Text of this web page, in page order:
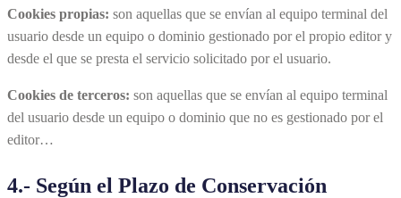
Cookies propias: son aquellas que se envían al equipo terminal del
usuario desde un equipo o dominio gestionado por el propio editor y
desde el que se presta el servicio solicitado por el usuario.
Cookies de terceros: son aquellas que se envían al equipo terminal
del usuario desde un equipo o dominio que no es gestionado por el
editor…
4.- Según el Plazo de Conservación